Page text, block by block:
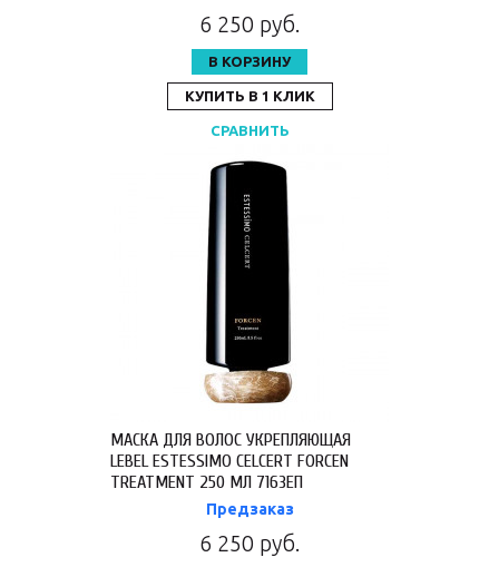
6 250 руб.
В КОРЗИНУ
КУПИТЬ В 1 КЛИК
СРАВНИТЬ
МАСКА ДЛЯ ВОЛОС УКРЕПЛЯЮЩАЯ
LEBEL ESTESSIMO CELCERT FORCEN
TREATMENT 250 МЛ 7163ЕП
Предзаказ
6 250 руб.